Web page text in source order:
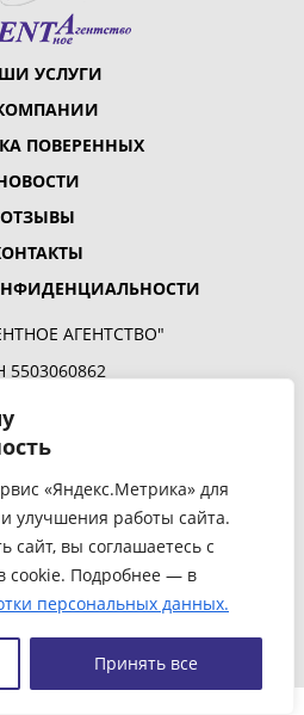
«Яндекс.Метрика» для
улучшения работы сайта.
сайт, вы соглашаетесь с
cookie. Подробнее — в
персональных данных.
Принять все
УСЛУГИ
ПОВЕРЕННЫХ
ОТЗЫВЫ
АГЕНТСТВО"
5503060862
550301001
г. Омск,
офис 1303
904-944